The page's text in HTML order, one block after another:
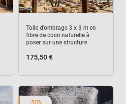
Toile d'ombrage 3 x 3 m en
fibre de coco naturelle à
poser sur une structure
175,50 €
-50%